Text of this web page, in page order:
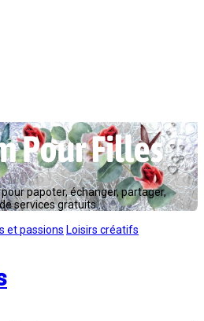
papoter, échanger, partager,
services gratuits...
et passions Loisirs créatifs